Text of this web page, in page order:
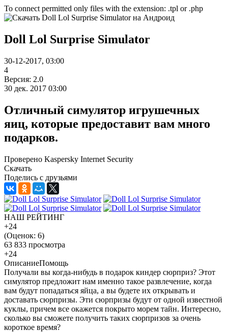
To connect permitted only files with the extension: .tpl or .php
Doll Lol Surprise Simulator
30-12-2017, 03:00
4
Версия: 2.0
30 дек. 2017 03:00
Отличный симулятор игрушечных
яиц, которые предоставит вам много
подарков.
Проверено Kaspersky Internet Security
Скачать
Поделись с друзьями
НАШ РЕЙТИНГ
+24
(Оценок: 6)
63 833 просмотра
+24
ОписаниеПомощь
Получали вы когда-нибудь в подарок киндер сюрприз? Этот
симулятор предложит нам именно такое развлечение, когда
вам будут попадаться яйца, а вы будете их открывать и
доставать сюрпризы. Эти сюрпризы будут от одной известной
куклы, причем все окажется покрыто морем тайн. Интересно,
сколько вы сможете получить таких сюрпризов за очень
короткое время?